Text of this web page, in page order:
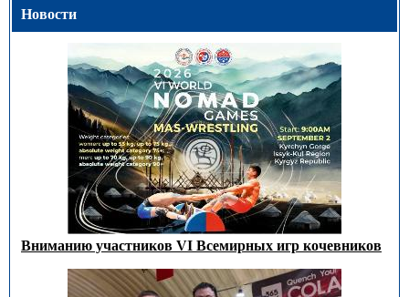
Новости
Вниманию участников VI Всемирных игр кочевников